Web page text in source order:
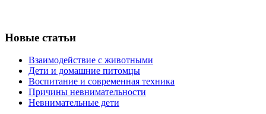
Новые статьи
Взаимодействие с животными
Дети и домашние питомцы
Воспитание и современная техника
Причины невнимательности
Невнимательные дети